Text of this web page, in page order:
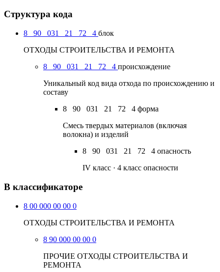
Структура кода
8 90 031 21 72 4 блок
ОТХОДЫ СТРОИТЕЛЬСТВА И РЕМОНТА
8
90 031 21 72 4 происхождение
Уникальный код вида отхода по происхождению и
составу
8
90 031 21 72 4 форма
Смесь твердых материалов (включая
волокна) и изделий
8
90 031 21 72 4 опасность
IV класс · 4 класс опасности
В классификаторе
8 00 000 00 00 0
ОТХОДЫ СТРОИТЕЛЬСТВА И РЕМОНТА
8 90 000 00 00 0
ПРОЧИЕ ОТХОДЫ СТРОИТЕЛЬСТВА И
РЕМОНТА